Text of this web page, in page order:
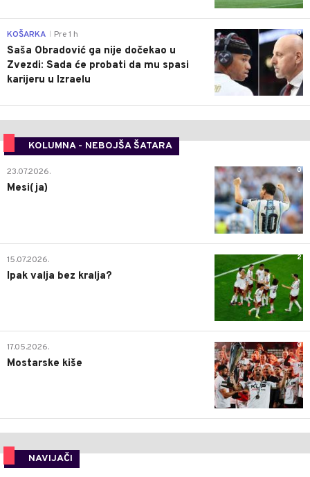
0
KOŠARKA Pre 1 h
Saša Obradović ga nije dočekao u
Zvezdi: Sada će probati da mu spasi
karijeru u Izraelu
KOLUMNA - NEBOJŠA ŠATARA
0
23.07.2026.
Mesi(ja)
2
15.07.2026.
Ipak valja bez kralja?
0
17.05.2026.
Mostarske kiše
NAVIJAČI